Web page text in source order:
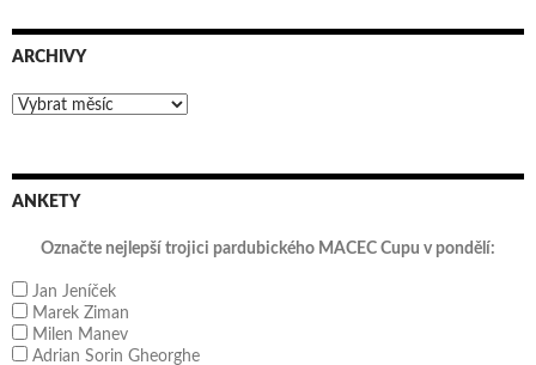
ARCHIVY
Archivy
ANKETY
Označte nejlepší trojici pardubického MACEC Cupu v pondělí:
Jan Jeníček
Marek Ziman
Milen Manev
Adrian Sorin Gheorghe